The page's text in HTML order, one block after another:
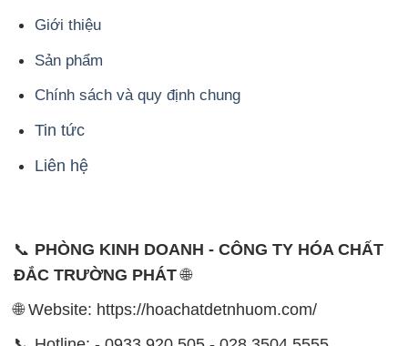
Giới thiệu
Sản phẩm
Chính sách và quy định chung
Tin tức
Liên hệ
📞 PHÒNG KINH DOANH - CÔNG TY HÓA CHẤT
ĐẮC TRƯỜNG PHÁT🌐
🌐 Website: https://hoachatdetnhuom.com/